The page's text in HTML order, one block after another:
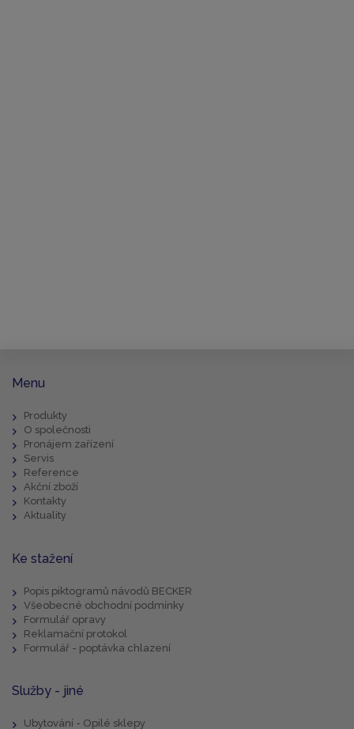
Menu
Produkty
O společnosti
Pronájem zařízení
Servis
Reference
Akční zboží
Kontakty
Aktuality
Ke stažení
Popis piktogramů návodů BECKER
Všeobecné obchodní podmínky
Formulář opravy
Reklamační protokol
Formulář - poptávka chlazení
Služby - jiné
Ubytování - Opilé sklepy